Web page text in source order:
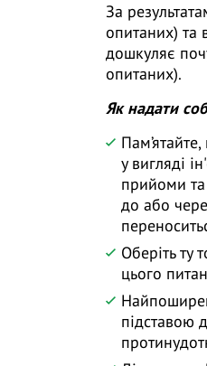
За
опитаних) та
дошкуляє
опитаних).
Як надати
у вигляді
прийоми та
до або
Оберіть ту
цього
підставою